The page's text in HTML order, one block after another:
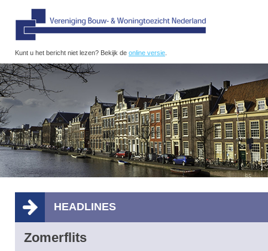
Kunt u het bericht niet lezen? Bekijk de online versie
HEADLINES
Zomerflits